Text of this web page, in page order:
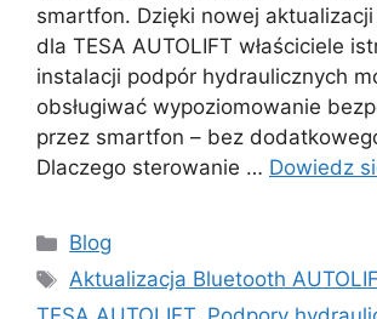
smartfon. Dzięki nowej
dla TESA AUTOLIFT właściciele
instalacji podpór hydraulicznych
obsługiwać wypoziomowanie
przez smartfon – bez
Dlaczego sterowanie … Dowiedz
Kategorie
Blog
Tagi
Aktualizacja Bluetooth